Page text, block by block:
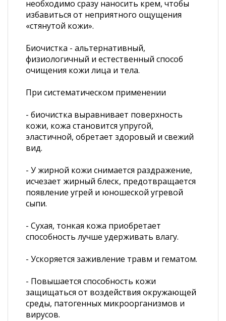
необходимо сразу наносить крем, чтобы
избавиться от неприятного ощущения
«стянутой кожи».
Биочистка - альтернативный,
физиологичный и естественный способ
очищения кожи лица и тела.
При систематическом применении
- биочистка выравнивает поверхность
кожи, кожа становится упругой,
эластичной, обретает здоровый и свежий
вид.
- У жирной кожи снимается раздражение,
исчезает жирный блеск, предотвращается
появление угрей и юношеской угревой
сыпи.
- Сухая, тонкая кожа приобретает
способность лучше удерживать влагу.
- Ускоряется заживление травм и гематом.
- Повышается способность кожи
защищаться от воздействия окружающей
среды, патогенных микроорганизмов и
вирусов.